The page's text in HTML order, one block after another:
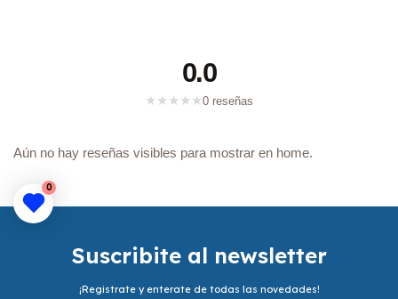
0.0
★ ★ ★ ★ ★0 reseñas
Aún no hay reseñas visibles para mostrar en home.
Suscribite al newsletter
¡Registrate y enterate de todas las novedades!
0